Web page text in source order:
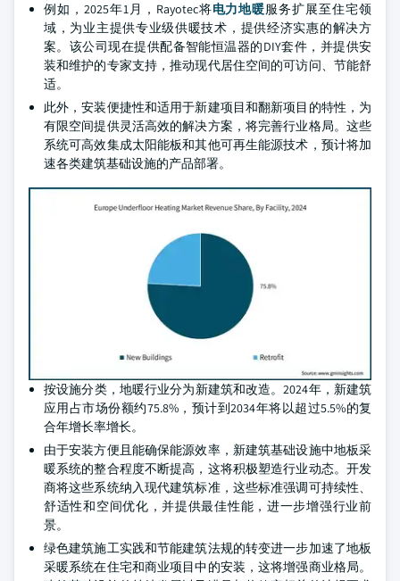
例如，2025年1月，Rayotec将电力地暖服务扩展至住宅领
域，为业主提供专业级供暖技术，提供经济实惠的解决方
案。该公司现在提供配备智能恒温器的DIY套件，并提供安
装和维护的专家支持，推动现代居住空间的可访问、节能舒
适。
此外，安装便捷性和适用于新建项目和翻新项目的特性，为
有限空间提供灵活高效的解决方案，将完善行业格局。这些
系统可高效集成太阳能板和其他可再生能源技术，预计将加
速各类建筑基础设施的产品部署。
按设施分类，地暖行业分为新建筑和改造。2024年，新建筑
应用占市场份额约75.8%，预计到2034年将以超过5.5%的复
合年增长率增长。
由于安装方便且能确保能源效率，新建筑基础设施中地板采
暖系统的整合程度不断提高，这将积极塑造行业动态。开发
商将这些系统纳入现代建筑标准，这些标准强调可持续性、
舒适性和空间优化，并提供最佳性能，进一步增强行业前
景。
绿色建筑施工实践和节能建筑法规的转变进一步加速了地板
采暖系统在住宅和商业项目中的安装，这将增强商业格局。